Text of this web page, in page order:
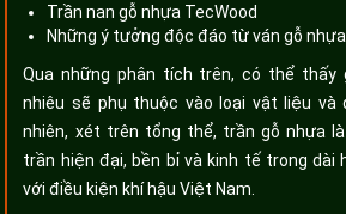
Trần nan gỗ nhựa TecWood
Những ý tưởng độc đáo từ ván gỗ
Qua những phân tích trên, có thể thấy
nhiêu sẽ phụ thuộc vào loại vật liệu và
nhiên, xét trên tổng thể, trần gỗ nhựa
trần hiện đại, bền bỉ và kinh tế trong dài
với điều kiện khí hậu Việt Nam.